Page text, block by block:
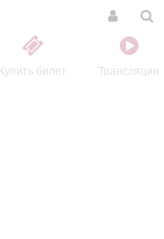
Купить билет Трансляции